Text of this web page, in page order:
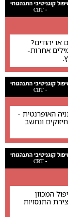
קוגניטיבי התנהגותי
- CBT
או יהודים?
אחרות-
קוגניטיבי התנהגותי
- CBT
האופרנטית -
ונחשב
קוגניטיבי התנהגותי
- CBT
המכוון
התנסויות